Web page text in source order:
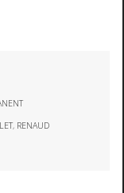
, RENAUD